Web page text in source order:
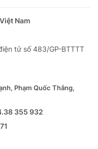
Nam
tử số 483/GP-BTTTT
Phạm Quốc Thắng,
355 932